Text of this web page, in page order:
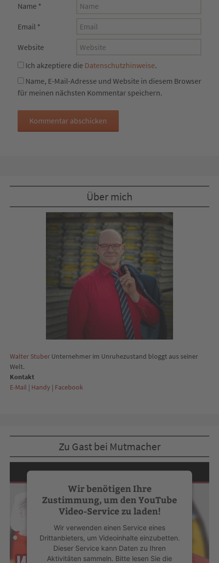
Name *
Email *
Website
Ich akzeptiere die Datenschutzhinweise.
Name, E-Mail-Adresse und Website in diesem Browser
für meinen nächsten Kommentar speichern.
Über mich
Walter Stuber Unternehmer im Unruhezustand bloggt aus seiner
Welt.
Kontakt
E-Mail | Handy | Facebook
Zu Gast bei Mutmacher
Wir benötigen Ihre
Zustimmung, um den YouTube
Video-Service zu laden!
Wir verwenden einen Service eines
Drittanbieters, um Videoinhalte einzubetten.
Dieser Service kann Daten zu Ihren
Aktivitäten sammeln. Bitte lesen Sie die